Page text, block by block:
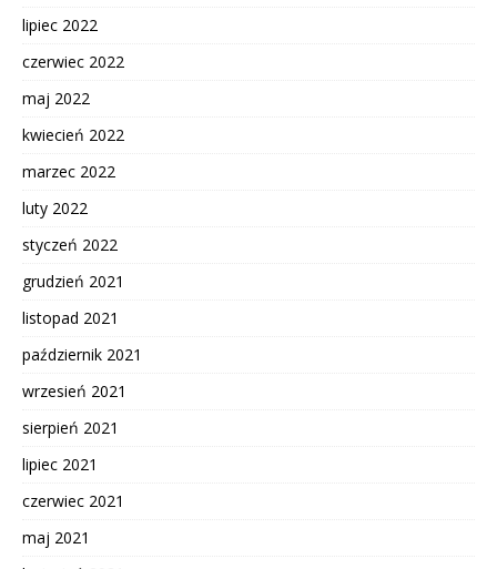
lipiec 2022
czerwiec 2022
maj 2022
kwiecień 2022
marzec 2022
luty 2022
styczeń 2022
grudzień 2021
listopad 2021
październik 2021
wrzesień 2021
sierpień 2021
lipiec 2021
czerwiec 2021
maj 2021